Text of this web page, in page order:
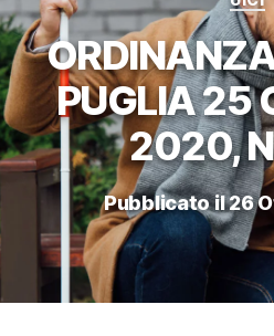
PUGLIA 25
2020,
Pubblicato il 26